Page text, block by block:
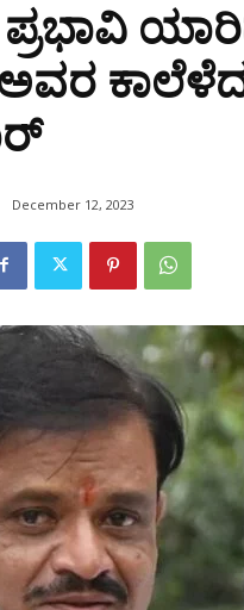
ಅವರ
December 12, 2023